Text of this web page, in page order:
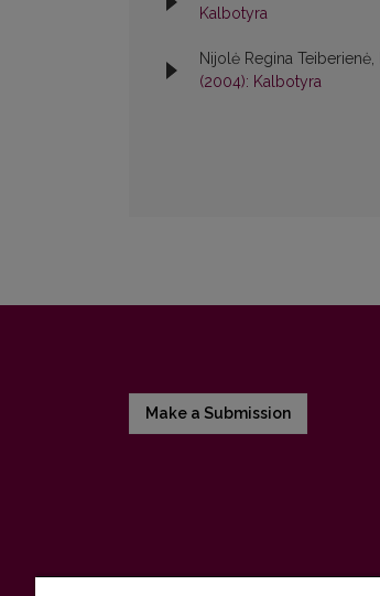
Kalbotyra
Nijolė Regina Teiberienė,
(2004): Kalbotyra
Make a Submission